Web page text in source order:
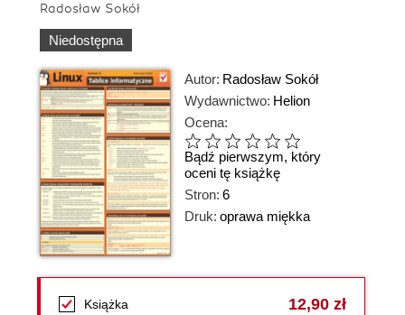
Radosław Sokół
Niedostępna
Autor: Radosław Sokół
Wydawnictwo: Helion
Ocena:
Bądź pierwszym, który
oceni tę książkę
Stron: 6
Druk: oprawa miękka
Książka 12,90 zł